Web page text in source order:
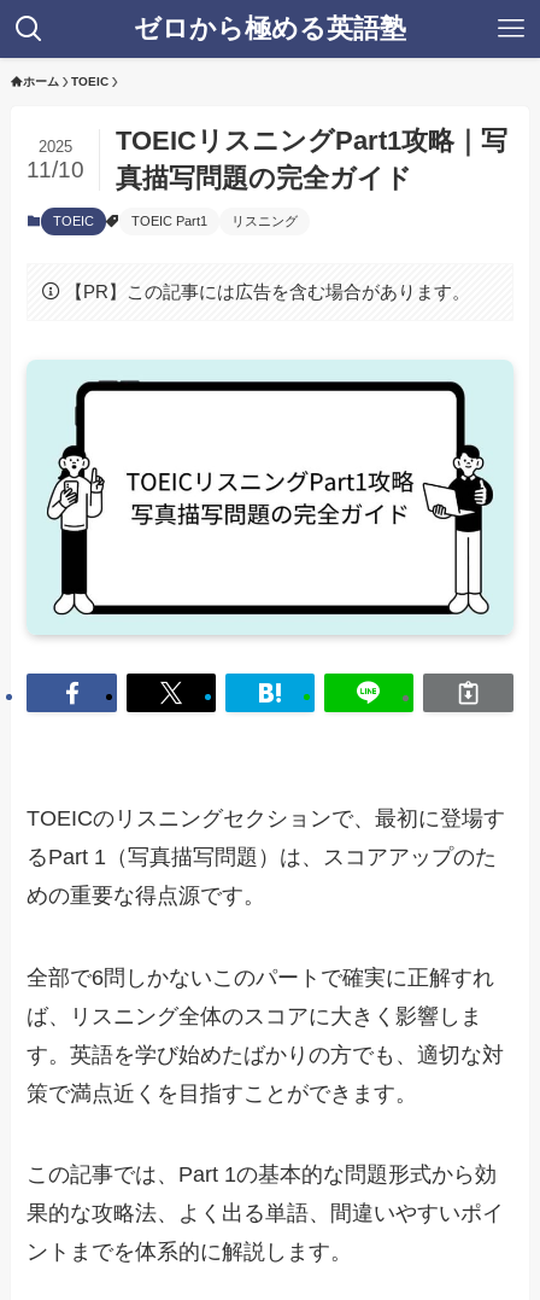
ゼロから極める英語塾
ホーム TOEIC
TOEICリスニングPart1攻略｜写
真描写問題の完全ガイド
2025
11/10
TOEIC TOEIC Part1 リスニング
【PR】この記事には広告を含む場合があります。
TOEICのリスニングセクションで、最初に登場す
るPart 1（写真描写問題）は、スコアアップのた
めの重要な得点源です。
全部で6問しかないこのパートで確実に正解すれ
ば、リスニング全体のスコアに大きく影響しま
す。英語を学び始めたばかりの方でも、適切な対
策で満点近くを目指すことができます。
この記事では、Part 1の基本的な問題形式から効
果的な攻略法、よく出る単語、間違いやすいポイ
ントまでを体系的に解説します。